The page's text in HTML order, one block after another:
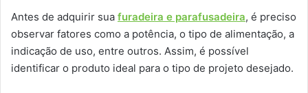
Antes de adquirir sua furadeira e parafusadeira, é preciso
observar fatores como a potência, o tipo de alimentação, a
indicação de uso, entre outros. Assim, é possível
identificar o produto ideal para o tipo de projeto desejado.